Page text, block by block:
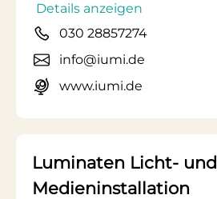
Details anzeigen
030 28857274
info@iumi.de
www.iumi.de
Luminaten Licht- und
Medieninstallation